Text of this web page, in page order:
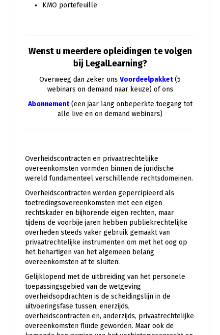
KMO portefeuille
Wenst u meerdere opleidingen te volgen
bij LegalLearning?
Overweeg dan zeker ons Voordeelpakket(5
webinars on demand naar keuze) of ons
Abonnement(een jaar lang onbeperkte toegang tot
alle live en on demand webinars)
Overheidscontracten en privaatrechtelijke
overeenkomsten vormden binnen de juridische
wereld fundamenteel verschillende rechtsdomeinen.
Overheidscontracten werden gepercipieerd als
toetredingsovereenkomsten met een eigen
rechtskader en bijhorende eigen rechten, maar
tijdens de voorbije jaren hebben publiekrechtelijke
overheden steeds vaker gebruik gemaakt van
privaatrechtelijke instrumenten om met het oog op
het behartigen van het algemeen belang
overeenkomsten af te sluiten.
Gelijklopend met de uitbreiding van het personele
toepassingsgebied van de wetgeving
overheidsopdrachten is de scheidingslijn in de
uitvoeringsfase tussen, enerzijds,
overheidscontracten en, anderzijds, privaatrechtelijke
overeenkomsten fluïde geworden. Maar ook de